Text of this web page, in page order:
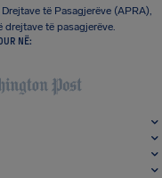
të Pasagjerëve (APRA),
të pasagjerëve.
NË: